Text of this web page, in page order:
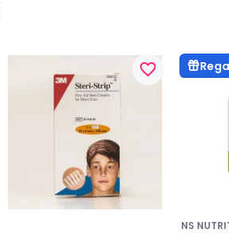
favorite_border
NS